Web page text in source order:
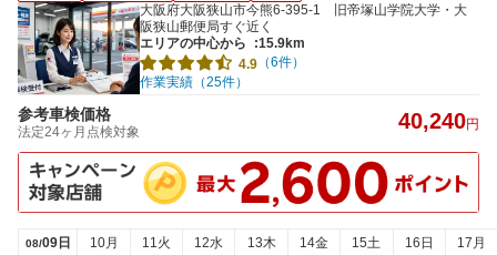
大阪府大阪狭山市今熊6-395-1 旧帝塚山学院大学・大
阪狭山郵便局すぐ近く
エリアの中心から
:15.9km
4.9 （6件）
作業実績（25件）
参考車検価格
法定24ヶ月点検対象 40,240円
08/09日 10月 11火 12水 13木 14金 15土 16日 17月